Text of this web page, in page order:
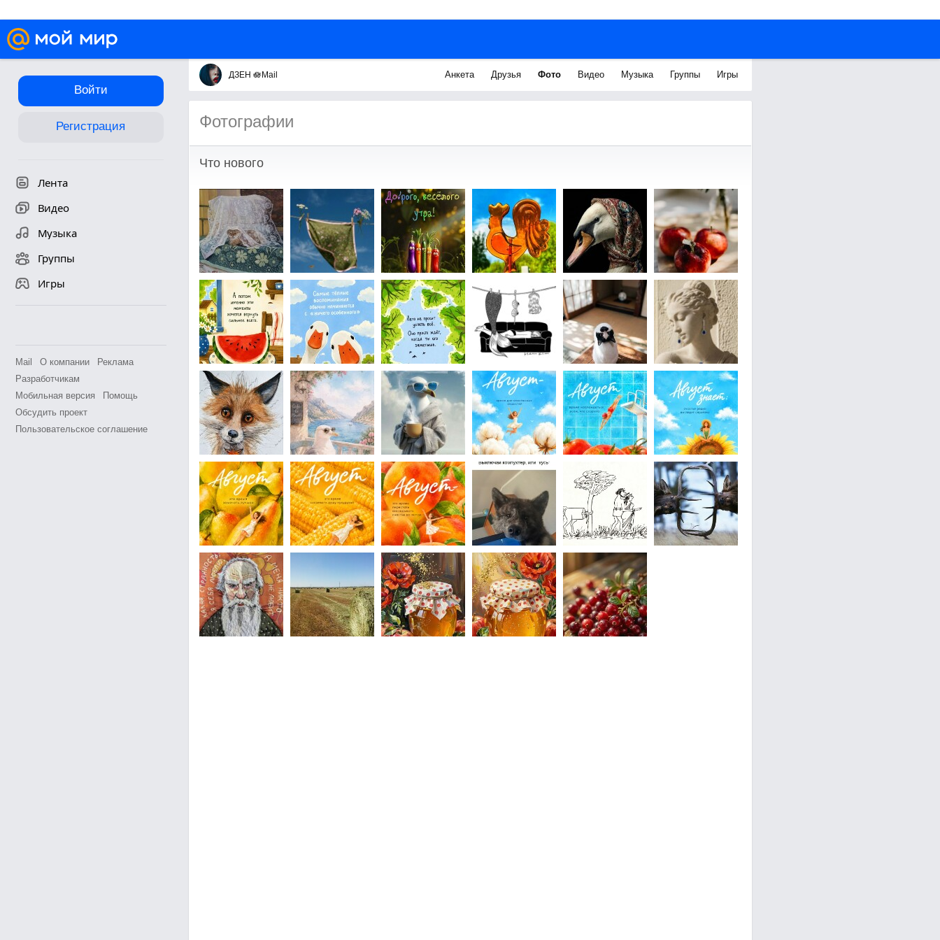
Войти
Регистрация
Лента
Видео
Музыка
Группы
Игры
Mail О компании
Реклама
Разработчикам
Мобильная версия
Помощь
Обсудить проект
Пользовательское соглашение
ДЗЕН 🪷Mail Анкета Друзья Фото Видео Музыка Группы Игры
Фотографии
Что нового